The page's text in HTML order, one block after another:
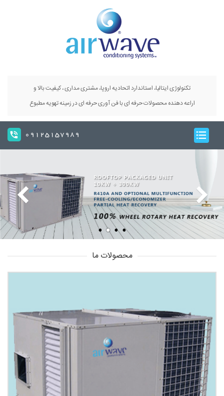
تکنولوژی ایتالیا، استاندارد اتحادیه اروپا، مشتری مداری ، کیفیت بالا و
اراعه دهنده محصولات حرفه ای با فن آوری حرفه ای در زمینه تهویه مطبوع
09125157989
محصولات ما